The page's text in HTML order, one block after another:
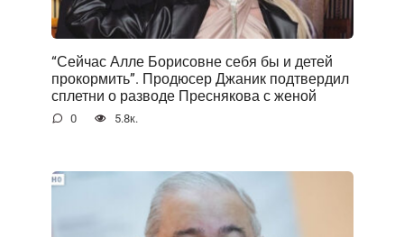
“Сейчас Алле Борисовне себя бы и детей
прокормить”. Продюсер Джаник подтвердил
сплетни о разводе Преснякова с женой
0 5.8к.